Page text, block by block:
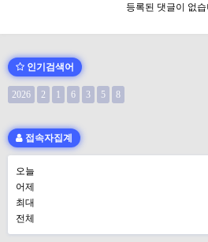
등록된 댓글이 없습
인기검색어
2026 2 1 6 3 5 8
접속자집계
오늘
어제
최대
전체